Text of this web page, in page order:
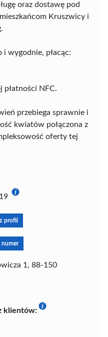
oraz dostawę pod
Kruszwicy i
i wygodnie, płacąc:
płatności NFC.
przebiega sprawnie i
kwiatów połączona z
oferty tej
19
profil
numer
1, 88-150
klientów: